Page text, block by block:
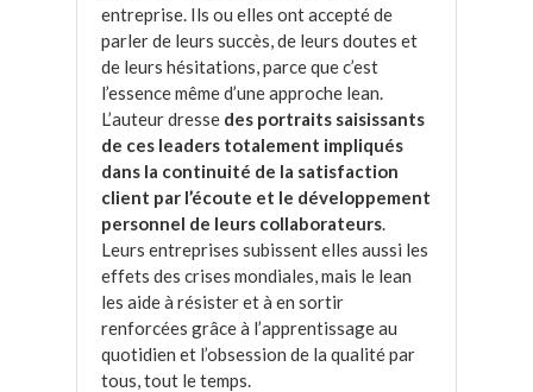
entreprise. Ils ou elles ont accepté de
parler de leurs succès, de leurs doutes et
de leurs hésitations, parce que c’est
l’essence même d’une approche lean.
L’auteur dresse des portraits saisissants
de ces leaders totalement impliqués
dans la continuité de la satisfaction
client par l’écoute et le développement
personnel de leurs collaborateurs.
Leurs entreprises subissent elles aussi les
effets des crises mondiales, mais le lean
les aide à résister et à en sortir
renforcées grâce à l’apprentissage au
quotidien et l’obsession de la qualité par
tous, tout le temps.